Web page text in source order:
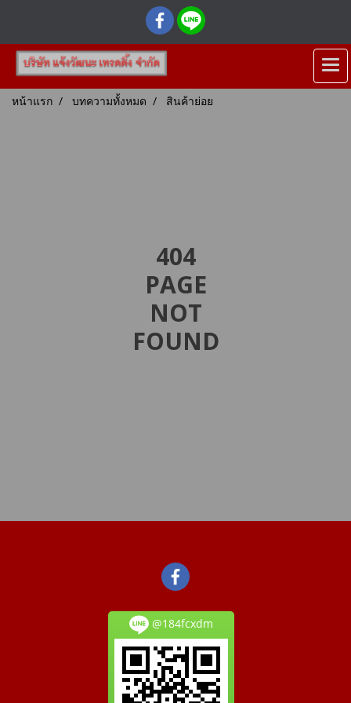
หน้าแรก บทความทั้งหมด สินค้าย่อย
404
PAGE
NOT
FOUND
@184fcxdm